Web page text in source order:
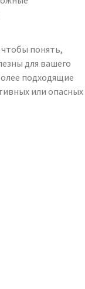
чтобы понять,
для вашего
подходящие
или опасных